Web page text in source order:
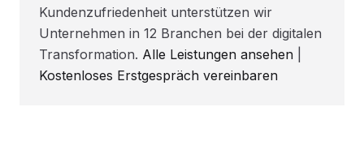
Kundenzufriedenheit unterstützen wir
Unternehmen in 12 Branchen bei der digitalen
Transformation. Alle Leistungen ansehen
Kostenloses Erstgespräch vereinbaren